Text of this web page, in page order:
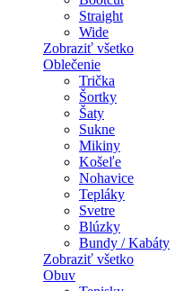
Straight
Wide
Zobraziť všetko
Oblečenie
Trička
Šortky
Šaty
Sukne
Mikiny
Košeľe
Nohavice
Tepláky
Svetre
Blúzky
Bundy / Kabáty
Zobraziť všetko
Obuv